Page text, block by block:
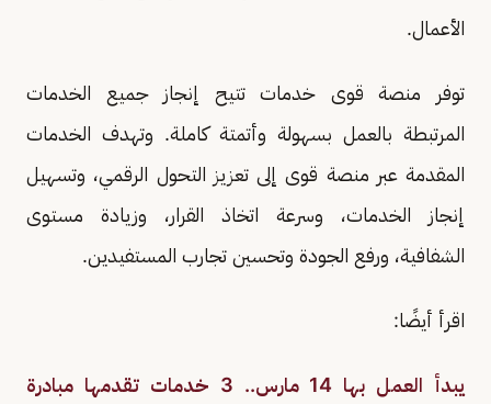
الأعمال.
توفر منصة قوى خدمات تتيح إنجاز جميع الخدمات
المرتبطة بالعمل بسهولة وأتمتة كاملة. وتهدف الخدمات
المقدمة عبر منصة قوى إلى تعزيز التحول الرقمي، وتسهيل
إنجاز الخدمات، وسرعة اتخاذ القرار، وزيادة مستوى
الشفافية، ورفع الجودة وتحسين تجارب المستفيدين.
اقرأ أيضًا:
يبدأ العمل بها 14 مارس.. 3 خدمات تقدمها مبادرة